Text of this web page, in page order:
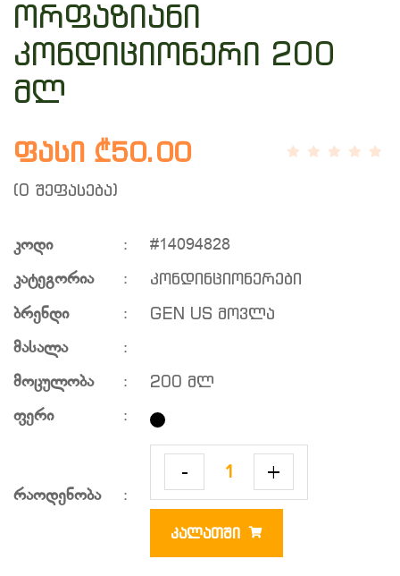
ორფაზიანი
კონდიციონერი 200
მლ
ფასი ₾50.00
(0 შეფასება)
კოდი :
#14094828
კატეგორია
:
კონდინციონერები
ბრენდი
:
GEN US მოვლა
მასალა
:
მოცულობა
:
200 მლ
ფერი
:
რაოდენობა :
- +
ᲙᲐᲚᲐᲗᲨᲘ